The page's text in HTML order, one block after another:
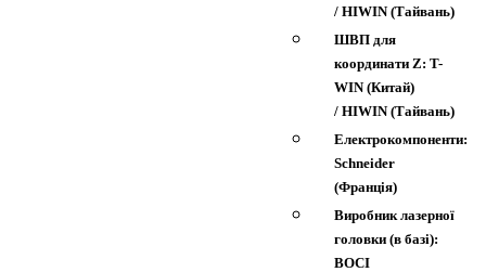
/ HIWIN (Тайвань)
ШВП для
координати Z: T-
WIN (Китай)
/ HIWIN (Тайвань)
Електрокомпоненти:
Schneider
(Франція)
Виробник лазерної
головки (в базі):
BOCI